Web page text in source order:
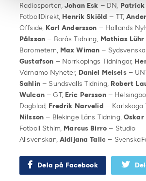
Radiosporten,Johan Esk – DN, Patrick
FotbollDirekt, Henrik Skiöld – TT,
Offside, Karl Andersson – Hallands
Pålsson – Borås Tidning, Mathias Lühr
Barometern, Max Wiman –
Gustafson – Norrköpings Tidningar,
Värnamo Nyheter, Daniel Meisels–
Sahlin– Sundsvalls Tidning, Robert
Wulcan– GT, Eric Persson–
Dagblad, Fredrik Narvelid –
Nilsson – Blekinge Läns Tidning, Oskar
Fotboll Sthlm, Marcus Birro – Studio
Allsvenskan, Aldijana Talic –
Dela på Facebook